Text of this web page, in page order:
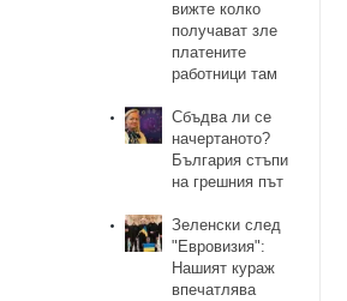
вижте колко
получават зле
платените
работници там
Сбъдва ли се
начертаното?
България стъпи
на грешния път
Зеленски след
"Евровизия":
Нашият кураж
впечатлява